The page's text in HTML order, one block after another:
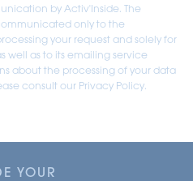
by Activ'Inside. The
only to the
your request and solely for
well as to its emailing service
about the processing of your data
consult our Privacy Policy.
YOUR